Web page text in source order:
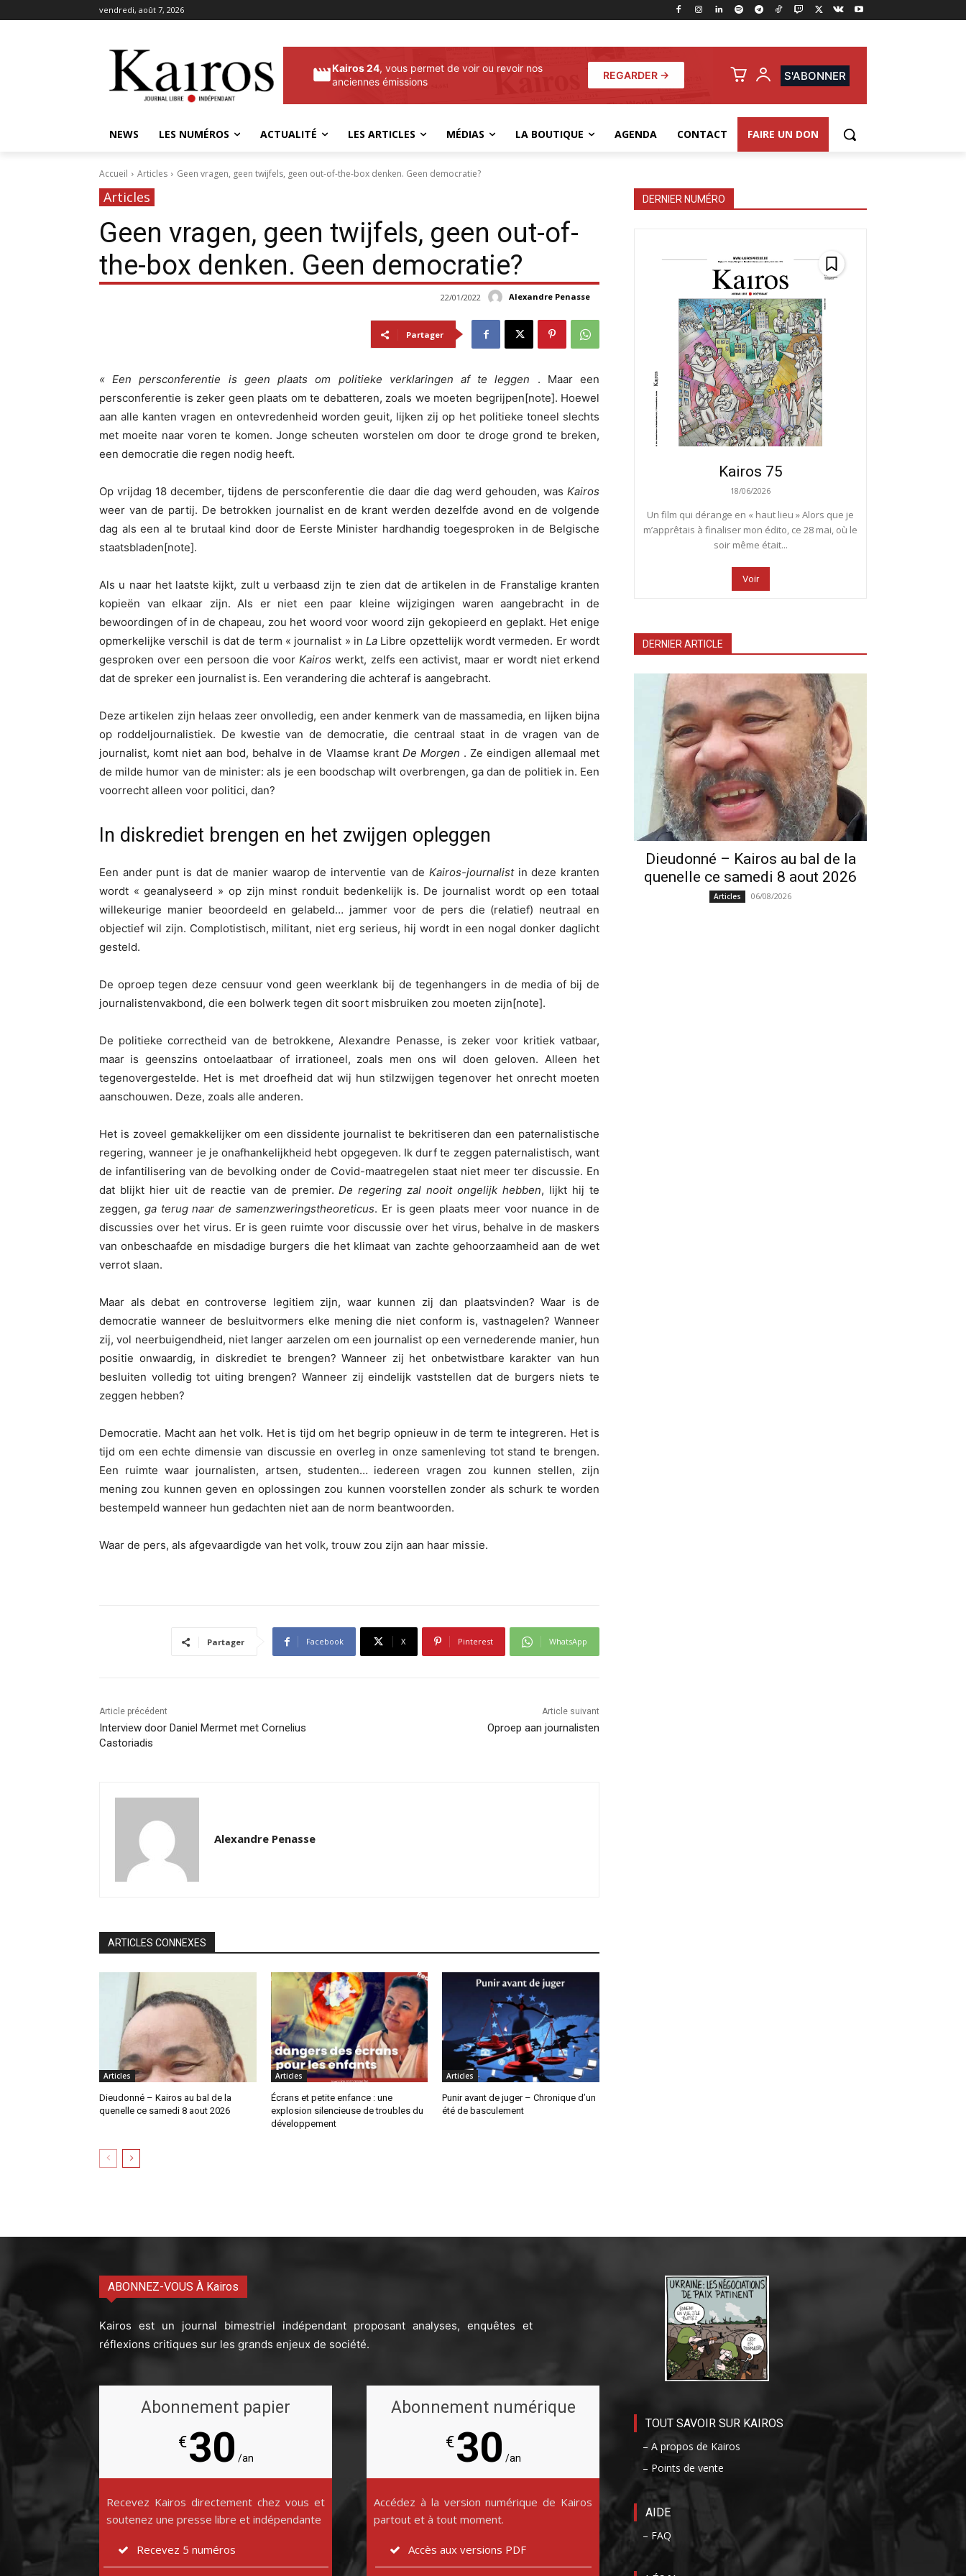
vendredi, août 7, 2026
Kairos 24, vous permet de voir ou revoir nos
anciennes émissions
REGARDER → S'ABONNER
NEWS LES NUMÉROS ACTUALITÉ LES ARTICLES MÉDIAS LA BOUTIQUE AGENDA CONTACT FAIRE UN DON
Accueil Articles Geen vragen, geen twijfels, geen out-of-the-box denken. Geen democratie?
Articles
Geen vragen, geen twijfels, geen out-of-
the-box denken. Geen democratie?
Alexandre Penasse
22/01/2022
Partager
« Een persconferentie is geen plaats om politieke verklaringen af te leggen . Maar een
persconferentie is zeker geen plaats om te debatteren, zoals we moeten begrijpen[note]. Hoewel
aan alle kanten vragen en ontevredenheid worden geuit, lijken zij op het politieke toneel slechts
met moeite naar voren te komen. Jonge scheuten worstelen om door te droge grond te breken,
een democratie die regen nodig heeft.
Op vrijdag 18 december, tijdens de persconferentie die daar die dag werd gehouden, was Kairos
weer van de partij. De betrokken journalist en de krant werden dezelfde avond en de volgende
dag als een al te brutaal kind door de Eerste Minister hardhandig toegesproken in de Belgische
staatsbladen[note].
Als u naar het laatste kijkt, zult u verbaasd zijn te zien dat de artikelen in de Franstalige kranten
kopieën van elkaar zijn. Als er niet een paar kleine wijzigingen waren aangebracht in de
bewoordingen of in de chapeau, zou het woord voor woord zijn gekopieerd en geplakt. Het enige
opmerkelijke verschil is dat de term « journalist » inLa Libre opzettelijk wordt vermeden. Er wordt
gesproken over een persoon die voorKairos werkt, zelfs een activist, maar er wordt niet erkend
dat de spreker een journalist is. Een verandering die achteraf is aangebracht.
Deze artikelen zijn helaas zeer onvolledig, een ander kenmerk van de massamedia, en lijken bijna
op roddeljournalistiek. De kwestie van de democratie, die centraal staat in de vragen van de
journalist, komt niet aan bod, behalve in de Vlaamse krant De Morgen . Ze eindigen allemaal met
de milde humor van de minister: als je een boodschap wilt overbrengen, ga dan de politiek in. Een
voorrecht alleen voor politici, dan?
In diskrediet brengen en het zwijgen opleggen
Een ander punt is dat de manier waarop de interventie van de Kairos-journalistin deze kranten
wordt « geanalyseerd » op zijn minst ronduit bedenkelijk is. De journalist wordt op een totaal
willekeurige manier beoordeeld en gelabeld… jammer voor de pers die (relatief) neutraal en
objectief wil zijn. Complotistisch, militant, niet erg serieus, hij wordt in een nogal donker daglicht
gesteld.
De oproep tegen deze censuur vond geen weerklank bij de tegenhangers in de media of bij de
journalistenvakbond, die een bolwerk tegen dit soort misbruiken zou moeten zijn[note].
De politieke correctheid van de betrokkene, Alexandre Penasse, is zeker voor kritiek vatbaar,
maar is geenszins ontoelaatbaar of irrationeel, zoals men ons wil doen geloven. Alleen het
tegenovergestelde. Het is met droefheid dat wij hun stilzwijgen tegenover het onrecht moeten
aanschouwen. Deze, zoals alle anderen.
Het is zoveel gemakkelijker om een dissidente journalist te bekritiseren dan een paternalistische
regering, wanneer je je onafhankelijkheid hebt opgegeven. Ik durf te zeggen paternalistisch, want
de infantilisering van de bevolking onder de Covid-maatregelen staat niet meer ter discussie. En
dat blijkt hier uit de reactie van de premier.De regering zal nooit ongelijk hebben, lijkt hij te
zeggen, ga terug naar de samenzweringstheoreticus. Er is geen plaats meer voor nuance in de
discussies over het virus. Er is geen ruimte voor discussie over het virus, behalve in de maskers
van onbeschaafde en misdadige burgers die het klimaat van zachte gehoorzaamheid aan de wet
verrot slaan.
Maar als debat en controverse legitiem zijn, waar kunnen zij dan plaatsvinden? Waar is de
democratie wanneer de besluitvormers elke mening die niet conform is, vastnagelen? Wanneer
zij, vol neerbuigendheid, niet langer aarzelen om een journalist op een vernederende manier, hun
positie onwaardig, in diskrediet te brengen? Wanneer zij het onbetwistbare karakter van hun
besluiten volledig tot uiting brengen? Wanneer zij eindelijk vaststellen dat de burgers niets te
zeggen hebben?
Democratie. Macht aan het volk. Het is tijd om het begrip opnieuw in de term te integreren. Het is
tijd om een echte dimensie van discussie en overleg in onze samenleving tot stand te brengen.
Een ruimte waar journalisten, artsen, studenten… iedereen vragen zou kunnen stellen, zijn
mening zou kunnen geven en oplossingen zou kunnen voorstellen zonder als schurk te worden
bestempeld wanneer hun gedachten niet aan de norm beantwoorden.
Waar de pers, als afgevaardigde van het volk, trouw zou zijn aan haar missie.
Partager Facebook X Pinterest WhatsApp
Article précédent
Interview door Daniel Mermet met Cornelius
Castoriadis
Article suivant
Oproep aan journalisten
Alexandre Penasse
ARTICLES CONNEXES
Articles
Dieudonné – Kairos au bal de la
quenelle ce samedi 8 aout 2026
Articles
Écrans et petite enfance : une
explosion silencieuse de troubles du
développement
Articles
Punir avant de juger – Chronique d’un
été de basculement
DERNIER NUMÉRO
Kairos 75
18/06/2026
Un film qui dérange en « haut lieu » Alors que je
m’apprêtais à finaliser mon édito, ce 28 mai, où le
soir même était...
Voir
DERNIER ARTICLE
Dieudonné – Kairos au bal de la
quenelle ce samedi 8 aout 2026
Articles 06/08/2026
ABONNEZ-VOUS À Kairos
Kairos est un journal bimestriel indépendant proposant analyses, enquêtes et
réflexions critiques sur les grands enjeux de société.
Abonnement papier
€30 /an
Recevez Kairos directement chez vous et
soutenez une presse libre et indépendante
Recevez 5 numéros
Abonnement numérique
€30 /an
Accédez à la version numérique de Kairos
partout et à tout moment.
Accès aux versions PDF
TOUT SAVOIR SUR KAIROS
– A propos de Kairos
– Points de vente
AIDE
– FAQ